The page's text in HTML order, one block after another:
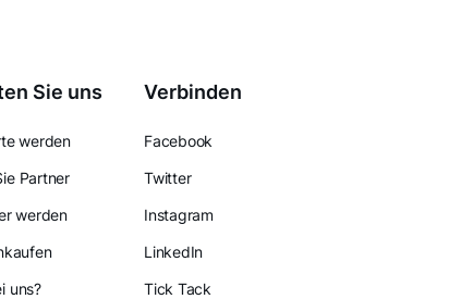
Sie uns
werden
Partner
werden
uns?
Verbinden
Facebook
Twitter
Instagram
LinkedIn
Tick Tack